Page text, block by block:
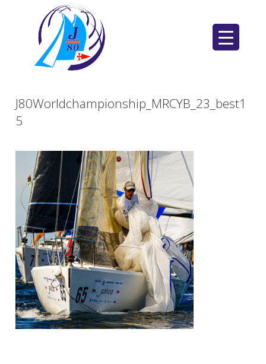
J80Worldchampionship_MRCYB_23_best1
5